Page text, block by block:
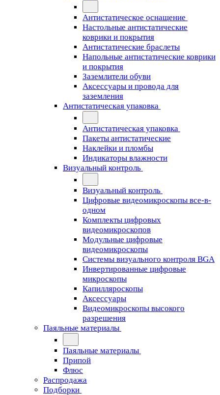
Антистатическое оснащение
Настольные антистатические
коврики и покрытия
Антистатические браслеты
Напольные антистатические коврики
и покрытия
Заземлители обуви
Аксессуары и провода для
заземления
Антистатическая упаковка
Антистатическая упаковка
Пакеты антистатические
Наклейки и пломбы
Индикаторы влажности
Визуальный контроль
Визуальный контроль
Цифровые видеомикроскопы все-в-
одном
Комплекты цифровых
видеомикроскопов
Модульные цифровые
видеомикроскопы
Cистемы визуального контроля BGA
Инвертированные цифровые
микроскопы
Капилляроскопы
Аксессуары
Видеомикроскопы высокого
разрешения
Паяльные материалы
Паяльные материалы
Припой
Флюс
Распродажа
Подборки